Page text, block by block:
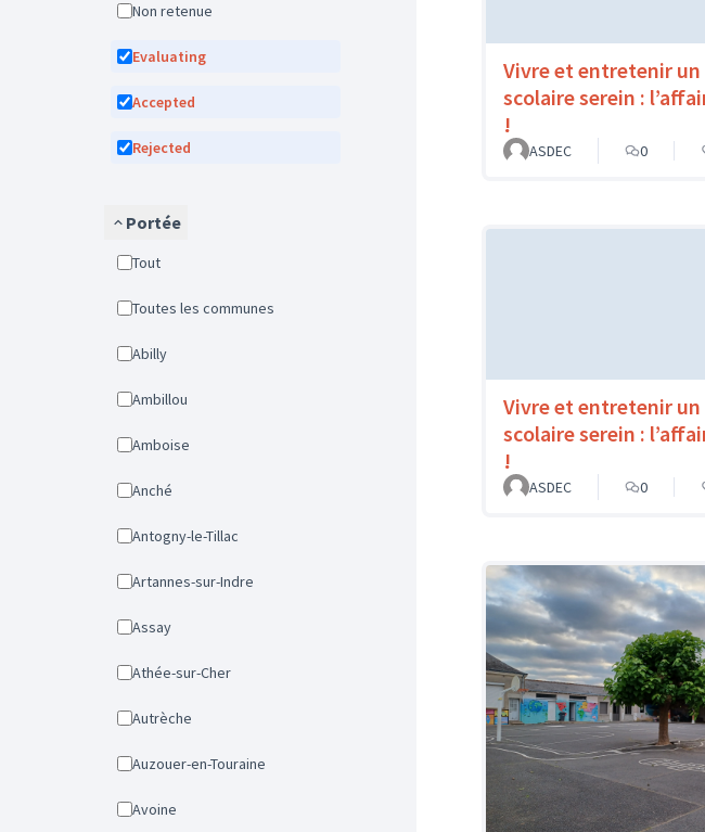
Non retenue
Evaluating
Accepted
Rejected
Portée
Tout
Toutes les communes
Abilly
Ambillou
Amboise
Anché
Antogny-le-Tillac
Artannes-sur-Indre
Assay
Athée-sur-Cher
Autrèche
Auzouer-en-Touraine
Avoine
Vivre et entretenir
scolaire serein :
!
ASDEC 0
Vivre et entretenir
scolaire serein :
!
ASDEC 0